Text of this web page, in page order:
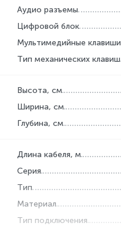
Аудио разъемы
Цифровой блок
Мультимедийные клавиши
Тип механических клавиш
Высота, см
Ширина, см
Глубина, см
Длина кабеля, м
Серия
Тип
Материал
Тип подключения